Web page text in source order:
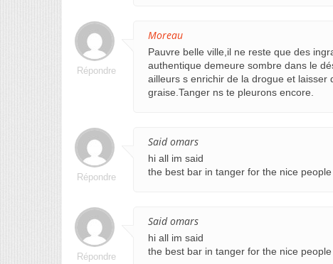
Moreau
Pauvre belle ville,il ne reste que des
authentique demeure sombre dans le
ailleurs s enrichir de la drogue et
graise.Tanger ns te pleurons encore.
Répondre
Said omars
hi all im said
the best bar in tanger for the nice
Répondre
Said omars
hi all im said
the best bar in tanger for the nice
Répondre